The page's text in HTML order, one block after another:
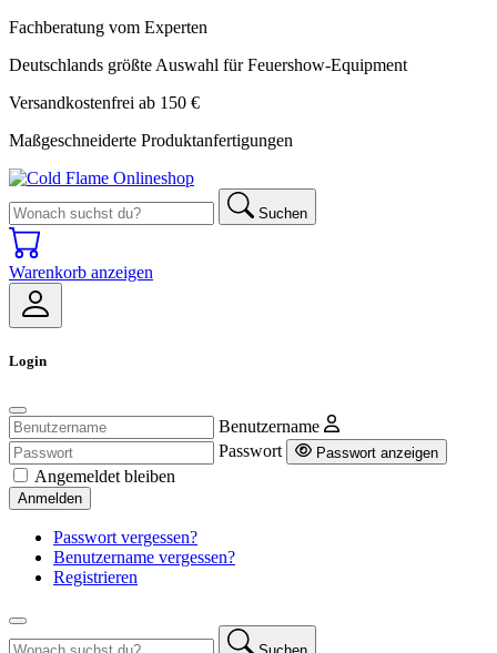
Fachberatung vom Experten
Deutschlands größte Auswahl für Feuershow-Equipment
Versandkostenfrei ab 150 €
Maßgeschneiderte Produktanfertigungen
Suchen
Warenkorb anzeigen
Login
Benutzername
Passwort
Passwort anzeigen
Angemeldet bleiben
Anmelden
Passwort vergessen?
Benutzername vergessen?
Registrieren